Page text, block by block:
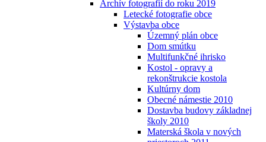
Archív fotografií do roku 2019
Letecké fotografie obce
Výstavba obce
Územný plán obce
Dom smútku
Multifunkčné ihrisko
Kostol - opravy a
rekonštrukcie kostola
Kultúrny dom
Obecné námestie 2010
Dostavba budovy základnej
školy 2010
Materská škola v nových